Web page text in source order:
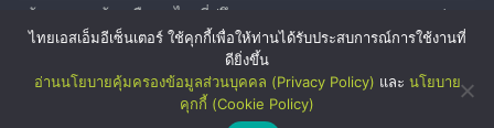
บ้าน ลงทุนน้อย คืนทุนไว, ที่ปรึกษาการลงทุนและขยายสาขาแฟรน
ไชส์, ศูนย์รวมแฟรนไชส์ พร้อมทำเลสำหรับเปิดร้าน ปรึกษาฟรี,
บริการพัฒนาระบบแฟรนไชส์"
ไทยเอสเอ็มอีเซ็นเตอร์ ใช้คุกกี้เพื่อให้ท่านได้รับประสบการณ์การใช้งานที่
ดียิ่งขึ้น
อ่านนโยบายคุ้มครองข้อมูลส่วนบุคคล (Privacy Policy) และ นโยบาย
คุกกี้ (Cookie Policy)